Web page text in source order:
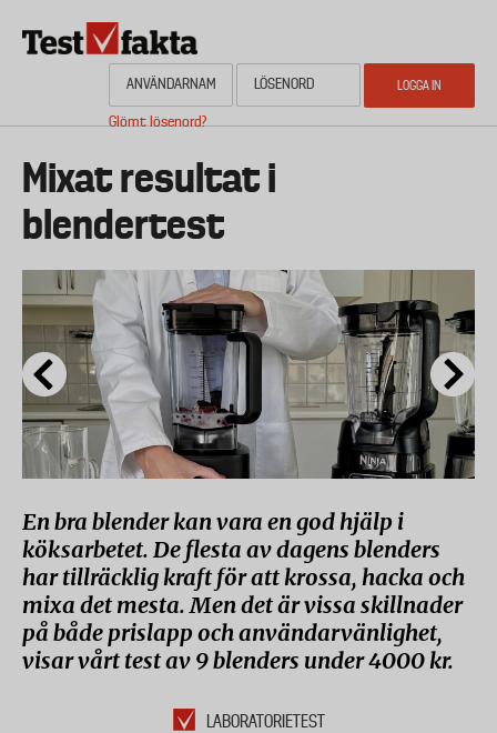
Glömt lösenord?
Media
Mixat resultat i
blendertest
En bra blender kan vara en god hjälp i
köksarbetet. De flesta av dagens blenders
har tillräcklig kraft för att krossa, hacka och
mixa det mesta. Men det är vissa skillnader
på både prislapp och användarvänlighet,
visar vårt test av 9 blenders under 4000 kr.
LABORATORIETEST